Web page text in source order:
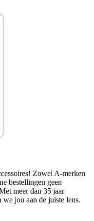
Zowel A-merken
bestellingen geen
meer dan 35 jaar
we jou aan de juiste lens.